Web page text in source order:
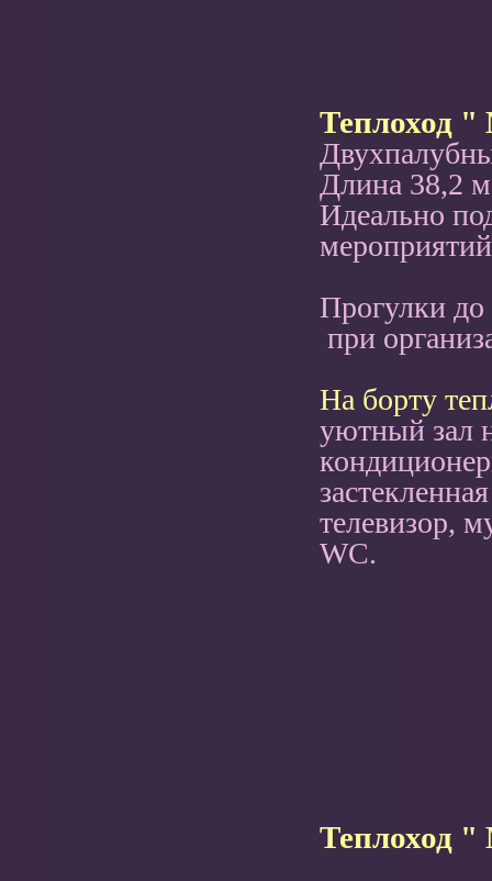
Теплоход "
Длина 38,2
Идеально
Прогулки до
при
На борту
уютный зал
телевизор,
WC.
Теплоход